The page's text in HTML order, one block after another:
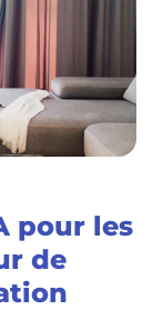
pour les
de